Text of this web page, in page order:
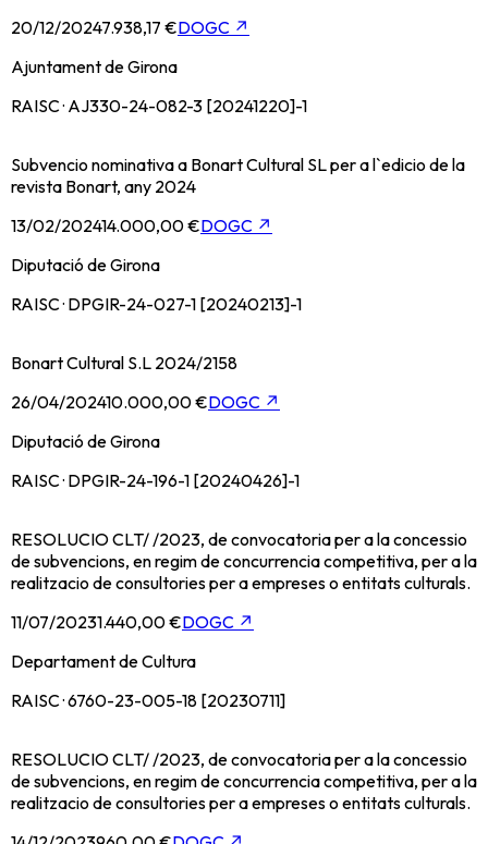
20/12/20247.938,17 €DOGC ↗
Ajuntament de Girona
RAISC · AJ330-24-082-3 [20241220]-1
Subvencio nominativa a Bonart Cultural SL per a l`edicio de la
revista Bonart, any 2024
13/02/202414.000,00 €DOGC ↗
Diputació de Girona
RAISC · DPGIR-24-027-1 [20240213]-1
Bonart Cultural S.L 2024/2158
26/04/202410.000,00 €DOGC ↗
Diputació de Girona
RAISC · DPGIR-24-196-1 [20240426]-1
RESOLUCIO CLT/ /2023, de convocatoria per a la concessio
de subvencions, en regim de concurrencia competitiva, per a la
realitzacio de consultories per a empreses o entitats culturals.
11/07/20231.440,00 €DOGC ↗
Departament de Cultura
RAISC · 6760-23-005-18 [20230711]
RESOLUCIO CLT/ /2023, de convocatoria per a la concessio
de subvencions, en regim de concurrencia competitiva, per a la
realitzacio de consultories per a empreses o entitats culturals.